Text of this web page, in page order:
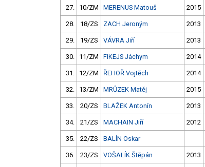
27. 10/ZM MERENUS Matouš 2015
28. 18/ZS ZACH Jeroným 2013
29. 19/ZS VÁVRA Jiří 2013
30. 11/ZM FIKEJS Jáchym 2014
31. 12/ZM ŘEHOŘ Vojtěch 2014
32. 13/ZM MRŮZEK Matěj 2015
33. 20/ZS BLAŽEK Antonín 2013
34. 21/ZS MACHAIN Jiří 2012
35. 22/ZS BALÍN Oskar
36. 23/ZS VOŠALÍK Štěpán 2013